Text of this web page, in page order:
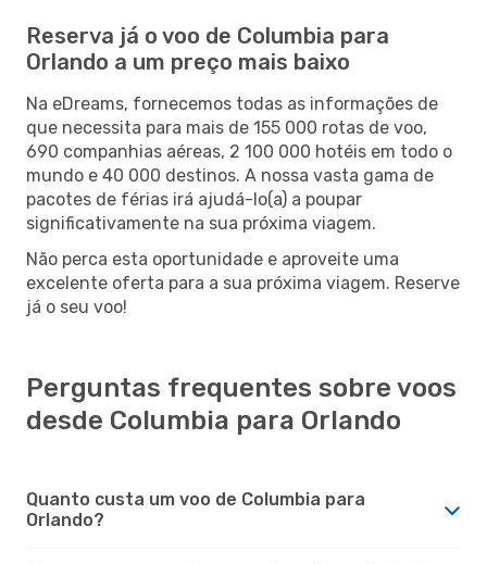
Reserva já o voo de Columbia para
Orlando a um preço mais baixo
Na eDreams, fornecemos todas as informações de
que necessita para mais de 155 000 rotas de voo,
690 companhias aéreas, 2 100 000 hotéis em todo o
mundo e 40 000 destinos. A nossa vasta gama de
pacotes de férias irá ajudá-lo(a) a poupar
significativamente na sua próxima viagem.
Não perca esta oportunidade e aproveite uma
excelente oferta para a sua próxima viagem. Reserve
já o seu voo!
Perguntas frequentes sobre voos
desde Columbia para Orlando
Quanto custa um voo de Columbia para
Orlando?